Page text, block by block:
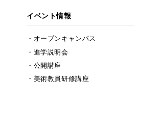
イベント情報
オープンキャンパス
進学説明会
公開講座
美術教員研修講座